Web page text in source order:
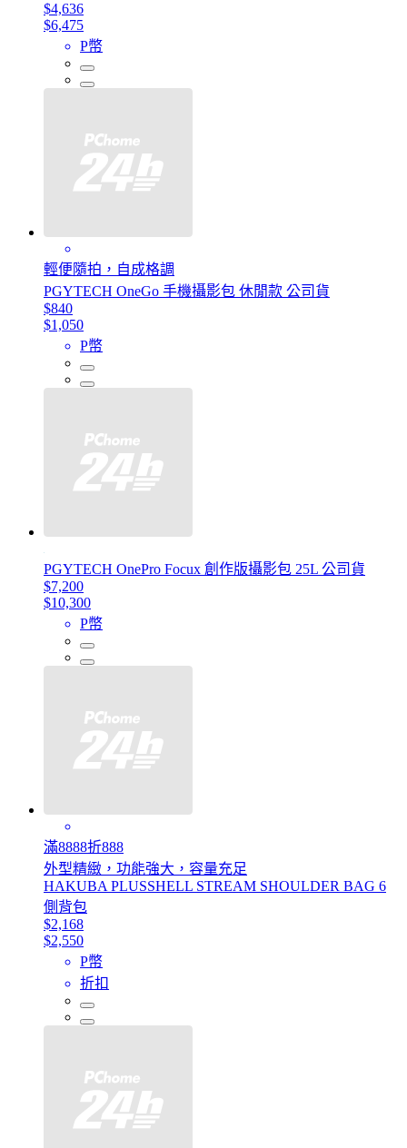
$4,636
$6,475
P幣
輕便隨拍，自成格調
PGYTECH OneGo 手機攝影包 休閒款 公司貨
$840
$1,050
P幣
PGYTECH OnePro Focux 創作版攝影包 25L 公司貨
$7,200
$10,300
P幣
滿8888折888
外型精緻，功能強大，容量充足
HAKUBA PLUSSHELL STREAM SHOULDER BAG 6
側背包
$2,168
$2,550
P幣
折扣